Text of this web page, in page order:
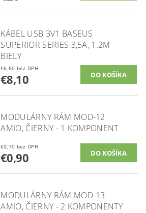
KÁBEL USB 3V1 BASEUS
SUPERIOR SERIES 3,5A, 1.2M
BIELY
€6,60 bez DPH
€8,10
MODULÁRNY RÁM MOD-12
AMIO, ČIERNY - 1 KOMPONENT
€0,70 bez DPH
€0,90
MODULÁRNY RÁM MOD-13
AMIO, ČIERNY - 2 KOMPONENTY